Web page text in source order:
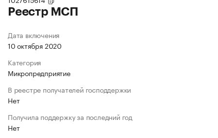
Реестр МСП
Дата включения
10 октября 2020
Категория
Микропредприятие
В реестре получателей господдержки
Нет
Получила поддержку за последний год
Нет